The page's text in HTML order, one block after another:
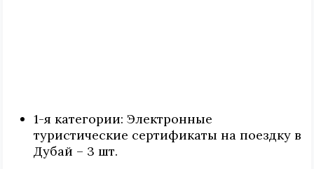
1-я категории: Электронные
туристические сертификаты на поездку в
Дубай – 3 шт.